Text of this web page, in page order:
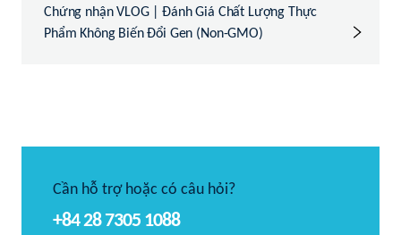
Chứng nhận VLOG | Đánh Giá Chất Lượng Thực
Phẩm Không Biến Đổi Gen (Non-GMO)
Cần hỗ trợ hoặc có câu hỏi?
+84 28 7305 1088